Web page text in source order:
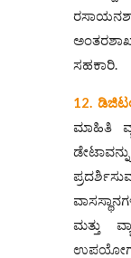
ಸಹಕಾರಿ.
12.
ಮಾಹಿತಿ
ಮತ್ತು